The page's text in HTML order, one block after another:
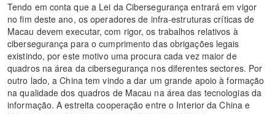
Tendo em conta que a Lei da Cibersegurança entrará em vigor
no fim deste ano, os operadores de infra-estruturas críticas de
Macau devem executar, com rigor, os trabalhos relativos à
cibersegurança para o cumprimento das obrigações legais
existindo, por este motivo uma procura cada vez maior de
quadros na área da cibersegurança nos diferentes sectores. Por
outro lado, a China tem vindo a dar um grande apoio à formação
na qualidade dos quadros de Macau na área das tecnologias da
informação. A estreita cooperação entre o Interior da China e